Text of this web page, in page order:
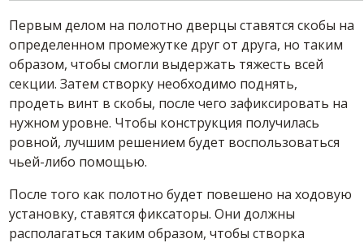
Первым делом на полотно дверцы ставятся скобы на
определенном промежутке друг от друга, но таким
образом, чтобы смогли выдержать тяжесть всей
секции. Затем створку необходимо поднять,
продеть винт в скобы, после чего зафиксировать на
нужном уровне. Чтобы конструкция получилась
ровной, лучшим решением будет воспользоваться
чьей-либо помощью.
После того как полотно будет повешено на ходовую
установку, ставятся фиксаторы. Они должны
располагаться таким образом, чтобы створка